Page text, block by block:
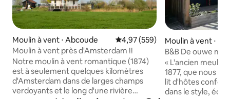
Moulin à vent ⋅ Abcoude Évaluation moyenne sur la
4,97 (559)
Moulin à vent près d'Amsterdam !!
Notre moulin à vent romantique (1874)
est à seulement quelques kilomètres
d'Amsterdam dans de larges champs
verdoyants et le long d'une rivière
Moulin à vent ⋅
B&B De ouwe
« L'ancien meule
1877, que nous
lit d'hôtes
dans le style,